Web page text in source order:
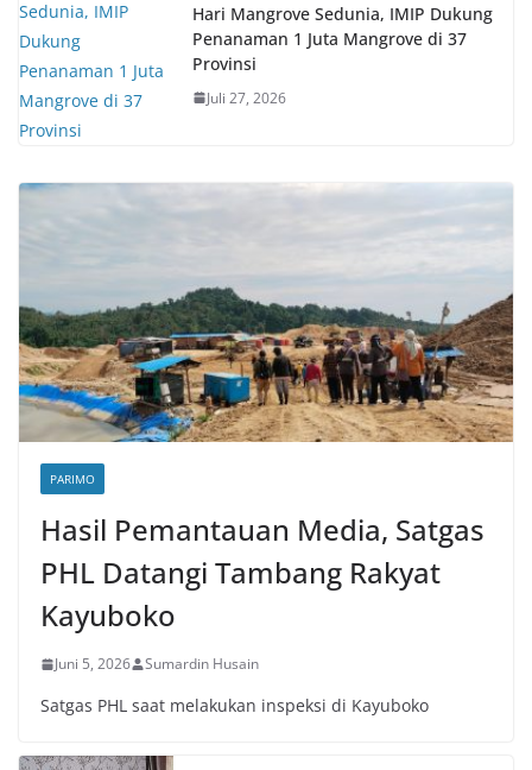
Hari Mangrove Sedunia, IMIP Dukung
Penanaman 1 Juta Mangrove di 37
Provinsi
Juli 27, 2026
PARIMO
Hasil Pemantauan Media, Satgas
PHL Datangi Tambang Rakyat
Kayuboko
Juni 5, 2026 Sumardin Husain
Satgas PHL saat melakukan inspeksi di Kayuboko